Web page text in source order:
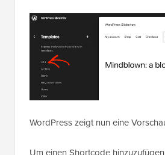
WordPress zeigt nun eine